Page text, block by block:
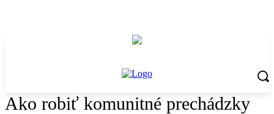
Ako robiť komunitné prechádzky